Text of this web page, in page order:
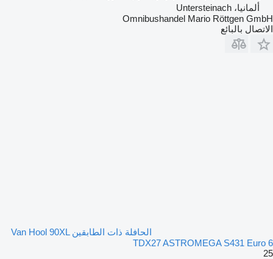
ألمانيا، Untersteinach
Omnibushandel Mario Röttgen GmbH
الاتصال بالبائع
الحافلة ذات الطابقين Van Hool 90XL
TDX27 ASTROMEGA S431 Euro 6
25